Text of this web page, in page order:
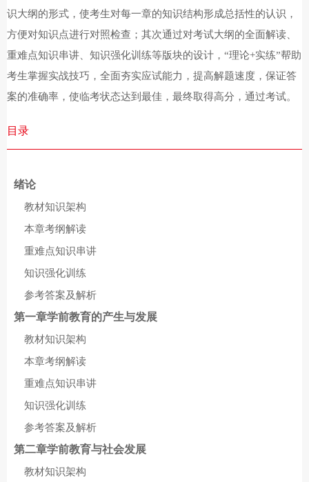
识大纲的形式，使考生对每一章的知识结构形成总括性的认识，
方便对知识点进行对照检查；其次通过对考试大纲的全面解读、
重难点知识串讲、知识强化训练等版块的设计， “理论+实练”帮助
考生掌握实战技巧，全面夯实应试能力，提高解题速度，保证答
案的准确率，使临考状态达到最佳，最终取得高分，通过考试。
目录
绪论
教材知识架构
本章考纲解读
重难点知识串讲
知识强化训练
参考答案及解析
第一章学前教育的产生与发展
教材知识架构
本章考纲解读
重难点知识串讲
知识强化训练
参考答案及解析
第二章学前教育与社会发展
教材知识架构